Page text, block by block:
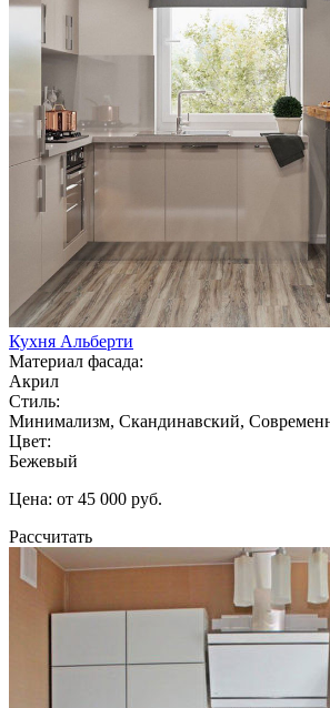
Кухня Альберти
Материал фасада:
Акрил
Стиль:
Минимализм, Скандинавский,
Цвет:
Бежевый
Цена: от 45 000 руб.
Рассчитать